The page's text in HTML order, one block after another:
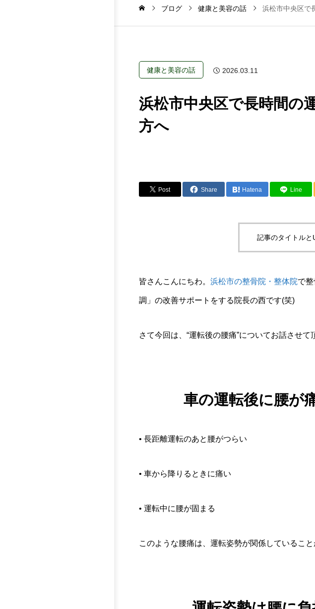
ブログ 健康と美容の話 浜松市中央区で
健康と美容の話 2026.03.11
浜松市中央区で長時間の
方へ
Post Share Hatena Line
記事のタイトルと
皆さんこんにちわ。 浜松市の整骨院・整体院で
調」の改善サポートをする院長の西です(笑)
さて今回は、“運転後の腰痛”についてお話させて
車の運転後に腰が
• 長距離運転のあと腰がつらい
• 車から降りるときに痛い
• 運転中に腰が固まる
このような腰痛は、運転姿勢が関係していること